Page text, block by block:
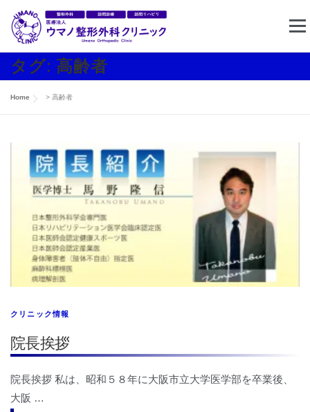
ツ
メ
ホーム クリニック案内 東住吉リハビリセンター
タグ: 高齢者
Home > 高齢者
クリニック情報
院長挨拶
院長挨拶 私は、昭和５８年に大阪市立大学医学部を卒業後、
大阪 …